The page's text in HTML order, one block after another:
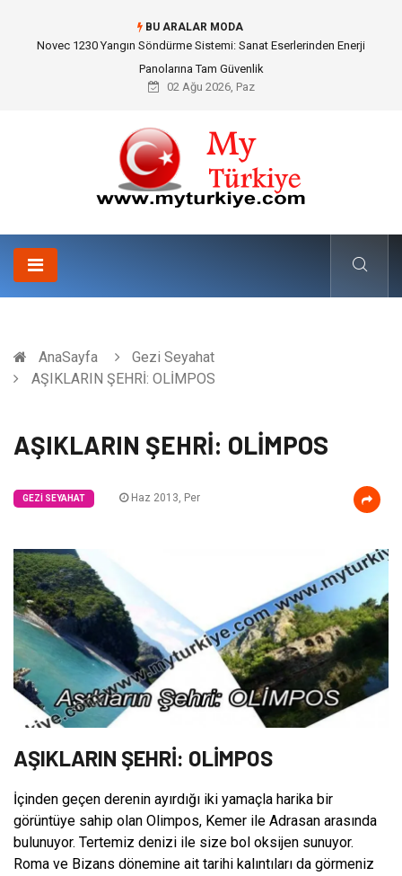
BU ARALAR MODA
Novec 1230 Yangın Söndürme Sistemi: Sanat Eserlerinden Enerji
Panolarına Tam Güvenlik
02 Ağu 2026, Paz
AnaSayfa
Gezi Seyahat
AŞIKLARIN ŞEHRİ: OLİMPOS
AŞIKLARIN ŞEHRİ: OLİMPOS
GEZI SEYAHAT Haz 2013, Per
AŞIKLARIN ŞEHRİ: OLİMPOS
İçinden geçen derenin ayırdığı iki yamaçla harika bir
görüntüye sahip olan Olimpos, Kemer ile Adrasan arasında
bulunuyor. Tertemiz denizi ile size bol oksijen sunuyor.
Roma ve Bizans dönemine ait tarihi kalıntıları da görmeniz